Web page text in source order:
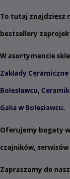
To tutaj znajdziesz
bestsellery
W asortymencie
Zakłady Ceramiczne
Bolesławcu,
Galia w Bolesławcu.
Oferujemy bogaty
czajników, serwisów
Zapraszamy do